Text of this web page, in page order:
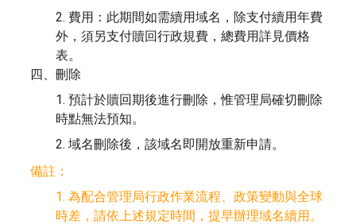
2. 費用：此期間如需續用域名，除支付續用年費
外，須另支付贖回行政規費，總費用詳見價格
表。
四、刪除
1. 預計於贖回期後進行刪除，惟管理局確切刪除
時點無法預知。
2. 域名刪除後，該域名即開放重新申請。
備註：
1. 為配合管理局行政作業流程、政策變動與全球
時差，請依上述規定時間，提早辦理域名續用。